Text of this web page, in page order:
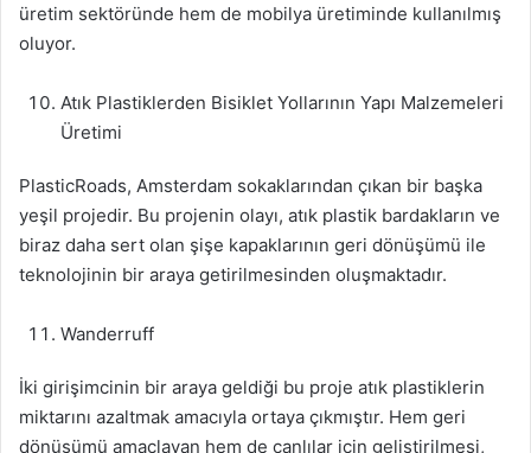
üretim sektöründe hem de mobilya üretiminde kullanılmış
oluyor.
Atık Plastiklerden Bisiklet Yollarının Yapı Malzemeleri
Üretimi
PlasticRoads, Amsterdam sokaklarından çıkan bir başka
yeşil projedir. Bu projenin olayı, atık plastik bardakların ve
biraz daha sert olan şişe kapaklarının geri dönüşümü ile
teknolojinin bir araya getirilmesinden oluşmaktadır.
Wanderruff
İki girişimcinin bir araya geldiği bu proje atık plastiklerin
miktarını azaltmak amacıyla ortaya çıkmıştır. Hem geri
dönüşümü amaçlayan hem de canlılar için geliştirilmesi,